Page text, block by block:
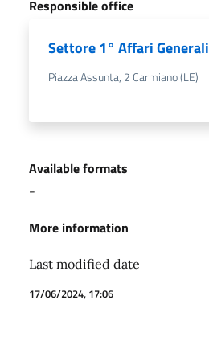
Responsible office
Settore 1° Affari Generali
Piazza Assunta, 2 Carmiano (LE)
Available formats
-
More information
Last modified date
17/06/2024, 17:06